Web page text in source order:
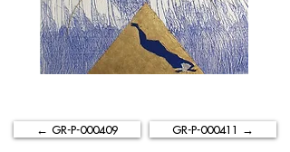
← GR-P-000409 GR-P-000411 →